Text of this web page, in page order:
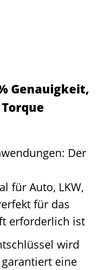
Genauigkeit,
Der
für Auto, LKW,
für das
erforderlich ist
wird
garantiert eine